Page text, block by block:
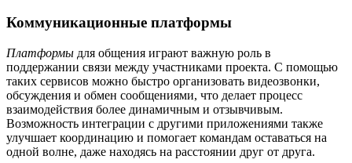
Коммуникационные платформы
Платформы для общения играют важную роль в
поддержании связи между участниками проекта. С помощью
таких сервисов можно быстро организовать видеозвонки,
обсуждения и обмен сообщениями, что делает процесс
взаимодействия более динамичным и отзывчивым.
Возможность интеграции с другими приложениями также
улучшает координацию и помогает командам оставаться на
одной волне, даже находясь на расстоянии друг от друга.